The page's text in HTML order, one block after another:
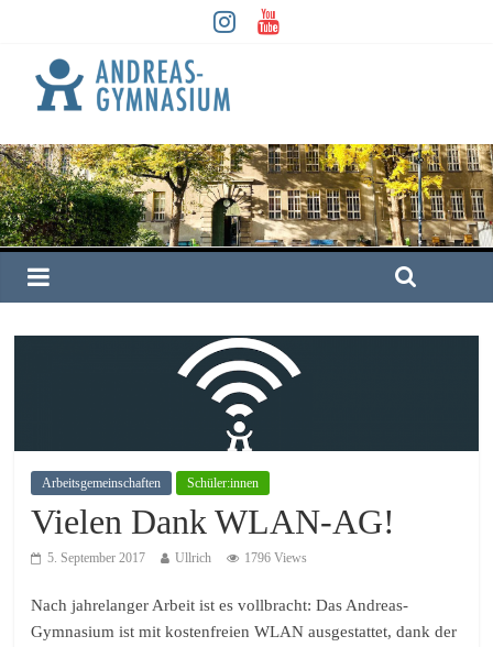
Arbeitsgemeinschaften Schüler:innen
Vielen Dank WLAN-AG!
5. September 2017 Ullrich 1796 Views
Nach jahrelanger Arbeit ist es vollbracht: Das Andreas-
Gymnasium ist mit kostenfreien WLAN ausgestattet, dank der